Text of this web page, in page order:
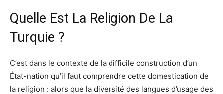
Quelle Est La Religion De La
Turquie ?
C’est dans le contexte de la difficile construction d’un
État-nation qu’il faut comprendre cette domestication de
la religion : alors que la diversité des langues d’usage des